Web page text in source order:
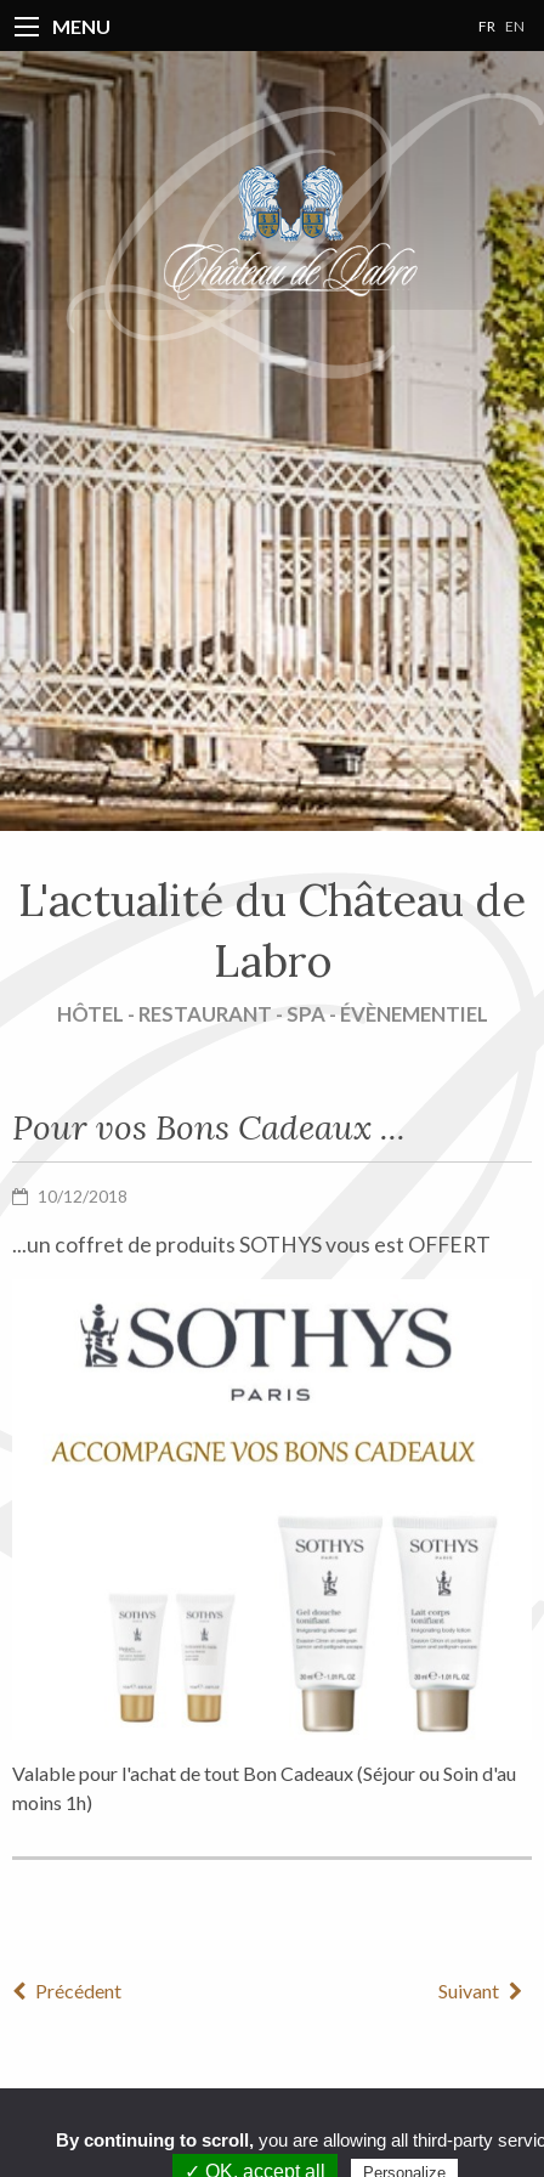
FR EN
MENU
L'actualité du Château de
Labro
HÔTEL - RESTAURANT - SPA - ÉVÈNEMENTIEL
Pour vos Bons Cadeaux ...
10/12/2018
...un coffret de produits SOTHYS vous est OFFERT
Valable pour l'achat de tout Bon Cadeaux (Séjour ou Soin d'au
moins 1h)
Précédent Suivant
By continuing to scroll, you are allowing all third-party
✓ OK, accept all
Personalize